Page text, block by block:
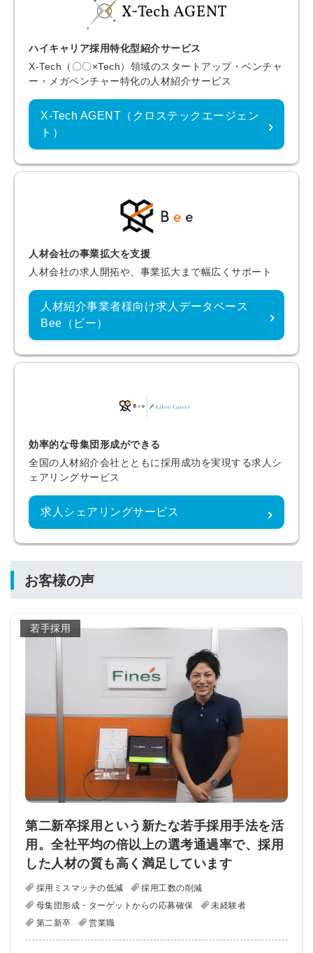
ハイキャリア採用特化型紹介サービス
X-Tech（〇〇×Tech）領域のスタートアップ・ベンチャ
ー・メガベンチャー特化の人材紹介サービス
X-Tech AGENT（クロステックエージェン
ト）
人材会社の事業拡大を支援
人材会社の求人開拓や、事業拡大まで幅広くサポート
人材紹介事業者様向け求人データベース
Bee（ビー）
効率的な母集団形成ができる
全国の人材紹介会社とともに採用成功を実現する求人シ
ェアリングサービス
求人シェアリングサービス
お客様の声
若手採用
第二新卒採用という新たな若手採用手法を活
用。全社平均の倍以上の選考通過率で、採用
した人材の質も高く満足しています
採用ミスマッチの低減
採用工数の削減
母集団形成・ターゲットからの応募確保
未経験者
第二新卒
営業職